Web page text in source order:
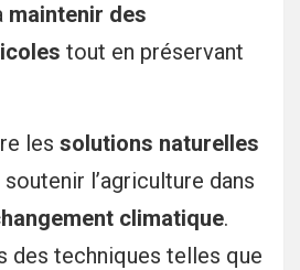
maintenir des
tout en préservant
les solutions naturelles
l’agriculture dans
climatique.
des techniques telles que